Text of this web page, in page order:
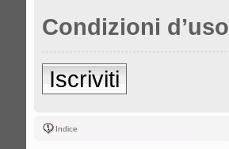
Condizioni d’uso
Iscriviti
Indice